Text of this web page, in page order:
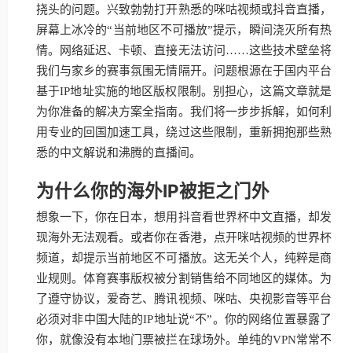
挠头的问题。兴致勃勃打开熟悉的咪咕视频或抖音直播，
屏幕上冰冷的“当前地区不可播放”提示，瞬间浇灭所有热
情。网络延迟、卡顿、直接无法访问……这些技术壁垒将
我们与家乡的赛事氛围无情隔开。问题根源在于国内平台
基于IP地址实施的地区版权限制。别担心，这篇文章就是
为你准备的解决方案全指南。我们将一步步拆解，如何利
用专业的回国加速工具，绕过这些限制，重新拥抱那些熟
悉的中文解说和沸腾的直播间。
为什么你的海外IP被拒之门外
想象一下，你在日本，想用抖音看世界杯中文直播，却发
现海外无法观看。或者你在香港，点开咪咕视频的世界杯
频道，却提示当前地区不可播放。这无关个人，纯粹是商
业规则。体育赛事版权被分割销售给不同地区的媒体。为
了遵守协议，爱奇艺、腾讯视频、咪咕、央视影音等平台
必须对非中国大陆的IP地址说“不”。你的网络位置暴露了
你，就像没有本地门票被拦在球场外。单纯的VPN常常不